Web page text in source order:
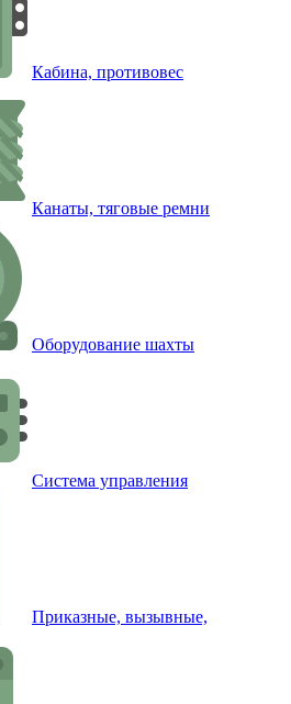
Кабина, противовес
Канаты, тяговые ремни
Оборудование шахты
Система управления
Приказные, вызывные,